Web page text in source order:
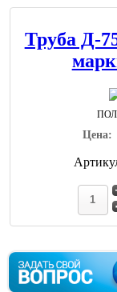
Труба Д-
Цена: